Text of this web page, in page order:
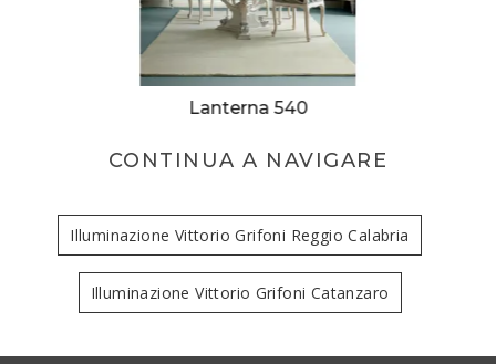
Lanterna 540
CONTINUA A NAVIGARE
Illuminazione Vittorio Grifoni Reggio Calabria
Illuminazione Vittorio Grifoni Catanzaro